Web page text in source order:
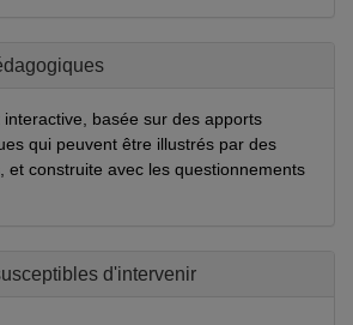
basée sur des apports
qui peuvent être illustrés par des
et construite avec les questionnements
d'intervenir